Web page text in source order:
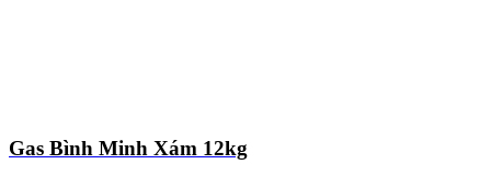
Gas Bình Minh Xám 12kg